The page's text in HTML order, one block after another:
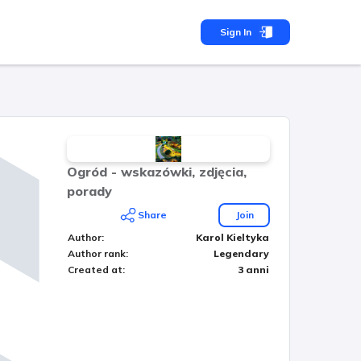
Sign In
Ogród - wskazówki, zdjęcia,
porady
Share
Join
Author:
Karol Kieltyka
Author rank:
Legendary
Created at: 3 anni